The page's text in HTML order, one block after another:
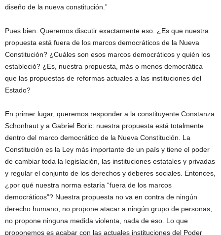
diseño de la nueva constitución.”
Pues bien. Queremos discutir exactamente eso. ¿Es que nuestra
propuesta está fuera de los marcos democráticos de la Nueva
Constitución? ¿Cuáles son esos marcos democráticos y quién los
estableció? ¿Es, nuestra propuesta, más o menos democrática
que las propuestas de reformas actuales a las instituciones del
Estado?
En primer lugar, queremos responder a la constituyente Constanza
Schonhaut y a Gabriel Boric: nuestra propuesta está totalmente
dentro del marco democrático de la Nueva Constitución. La
Constitución es la Ley más importante de un país y tiene el poder
de cambiar toda la legislación, las instituciones estatales y privadas
y regular el conjunto de los derechos y deberes sociales. Entonces,
¿por qué nuestra norma estaría “fuera de los marcos
democráticos”? Nuestra propuesta no va en contra de ningún
derecho humano, no propone atacar a ningún grupo de personas,
no propone ninguna medida violenta, nada de eso. Lo que
proponemos es acabar con las actuales instituciones del Poder